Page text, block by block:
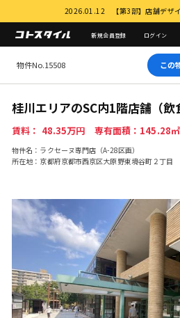
2026.01.12 【第3部】店舗デザ
新規会員登録 ログイン
物件No.15508 この
桂川エリアのSC内1階店舗（飲
賃料： 48.35万円 専有面積：145.28㎡
物件名：ラクセーヌ専門店（A-28区画）
所在地：京都府京都市西京区大原野東境谷町２丁目